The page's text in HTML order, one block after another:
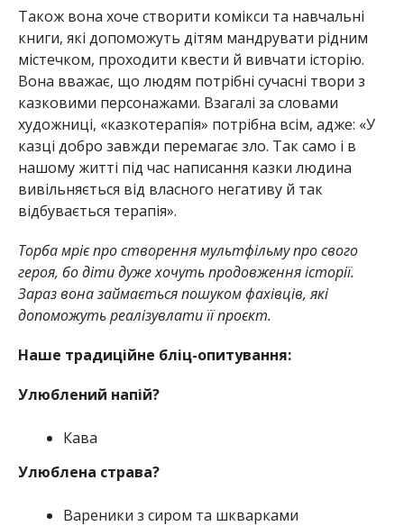
Також вона хоче створити комікси та навчальні
книги, які допоможуть дітям мандрувати рідним
містечком, проходити квести й вивчати історію.
Вона вважає, що людям потрібні сучасні твори з
казковими персонажами. Взагалі за словами
художниці, «казкотерапія» потрібна всім, адже: «У
казці добро завжди перемагає зло. Так само і в
нашому житті під час написання казки людина
вивільняється від власного негативу й так
відбувається терапія».
Торба мріє про створення мультфільму про свого
героя, бо діти дуже хочуть продовження історії.
Зараз вона займається пошуком фахівців, які
допоможуть реалізувлати її проєкт.
Наше традиційне бліц-опитування:
Улюблений напій?
Кава
Улюблена страва?
Вареники з сиром та шкварками